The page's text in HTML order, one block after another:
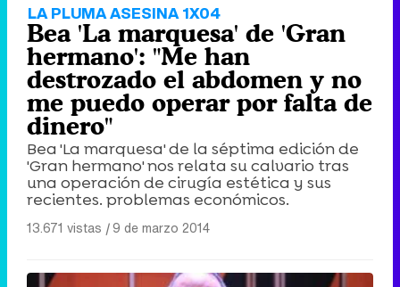
LA PLUMA ASESINA 1X04
Bea 'La marquesa' de 'Gran
hermano': "Me han
destrozado el abdomen y no
me puedo operar por falta de
dinero"
Bea 'La marquesa' de la séptima edición de
'Gran hermano' nos relata su calvario tras
una operación de cirugía estética y sus
recientes. problemas económicos.
13.671 vistas |9 de marzo 2014